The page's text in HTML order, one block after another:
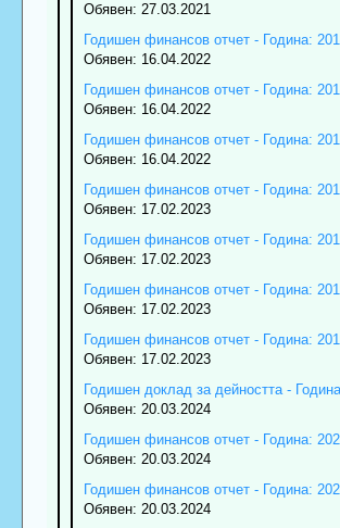
Обявен: 27.03.2021
Годишен финансов отчет - Година:
Обявен: 16.04.2022
Годишен финансов отчет - Година:
Обявен: 16.04.2022
Годишен финансов отчет - Година:
Обявен: 16.04.2022
Годишен финансов отчет - Година:
Обявен: 17.02.2023
Годишен финансов отчет - Година:
Обявен: 17.02.2023
Годишен финансов отчет - Година:
Обявен: 17.02.2023
Годишен финансов отчет - Година:
Обявен: 17.02.2023
Годишен доклад за дейността -
Обявен: 20.03.2024
Годишен финансов отчет - Година:
Обявен: 20.03.2024
Годишен финансов отчет - Година:
Обявен: 20.03.2024